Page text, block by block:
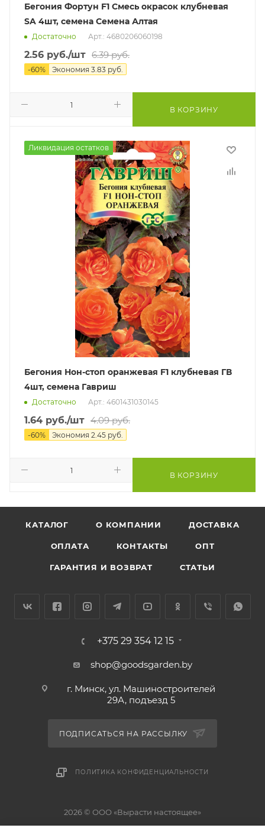
Бегония Фортун F1 Смесь окрасок клубневая
SA 4шт, семена Семена Алтая
Достаточно Арт.: 4680206060198
2.56 руб./шт 6.39руб.
-60% Экономия 3.83 руб.
В КОРЗИНУ
Ликвидация остатков
Бегония Нон-стоп оранжевая F1 клубневая ГВ
4шт, семена Гавриш
Достаточно Арт.: 4601431030145
1.64 руб./шт 4.09руб.
-60% Экономия 2.45 руб.
В КОРЗИНУ
КАТАЛОГ О КОМПАНИИ ДОСТАВКА
ОПЛАТА КОНТАКТЫ ОПТ
ГАРАНТИЯ И ВОЗВРАТ СТАТЬИ
+375 29 354 12 15
shop@goodsgarden.by
г. Минск, ул. Машиностроителей
29А, подъезд 5
ПОДПИСАТЬСЯ НА РАССЫЛКУ
ПОЛИТИКА КОНФИДЕНЦИАЛЬНОСТИ
2026 © ООО «Вырасти настоящее»